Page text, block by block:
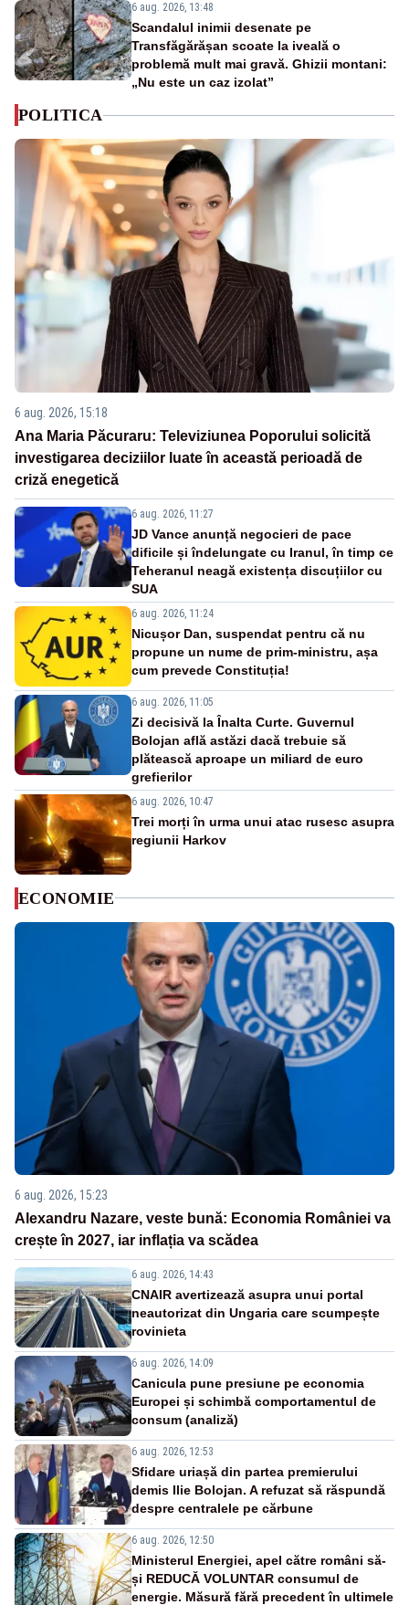
6 aug. 2026, 13:48
Scandalul inimii desenate pe
Transfăgărășan scoate la iveală o
problemă mult mai gravă. Ghizii montani:
„Nu este un caz izolat”
POLITICA
6 aug. 2026, 15:18
Ana Maria Păcuraru: Televiziunea Poporului solicită
investigarea deciziilor luate în această perioadă de
criză enegetică
6 aug. 2026, 11:27
JD Vance anunță negocieri de pace
dificile și îndelungate cu Iranul, în timp ce
Teheranul neagă existența discuțiilor cu
SUA
6 aug. 2026, 11:24
Nicușor Dan, suspendat pentru că nu
propune un nume de prim-ministru, așa
cum prevede Constituția!
6 aug. 2026, 11:05
Zi decisivă la Înalta Curte. Guvernul
Bolojan află astăzi dacă trebuie să
plătească aproape un miliard de euro
grefierilor
6 aug. 2026, 10:47
Trei morți în urma unui atac rusesc asupra
regiunii Harkov
ECONOMIE
6 aug. 2026, 15:23
Alexandru Nazare, veste bună: Economia României va
crește în 2027, iar inflația va scădea
6 aug. 2026, 14:43
CNAIR avertizează asupra unui portal
neautorizat din Ungaria care scumpește
rovinieta
6 aug. 2026, 14:09
Canicula pune presiune pe economia
Europei și schimbă comportamentul de
consum (analiză)
6 aug. 2026, 12:53
Sfidare uriașă din partea premierului
demis Ilie Bolojan. A refuzat să răspundă
despre centralele pe cărbune
6 aug. 2026, 12:50
Ministerul Energiei, apel către români să-
și REDUCĂ VOLUNTAR consumul de
energie. Măsură fără precedent în ultimele